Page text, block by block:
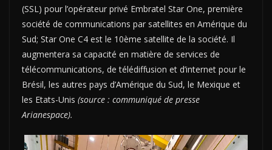
(SSL) pour l’opérateur privé Embratel Star One, première
société de communications par satellites en Amérique du
Sud; Star One C4 est le 10ème satellite de la société. Il
augmentera sa capacité en matière de services de
télécommunications, de télédiffusion et d’internet pour le
Brésil, les autres pays d’Amérique du Sud, le Mexique et
les Etats-Unis (source : communiqué de presse
Arianespace).